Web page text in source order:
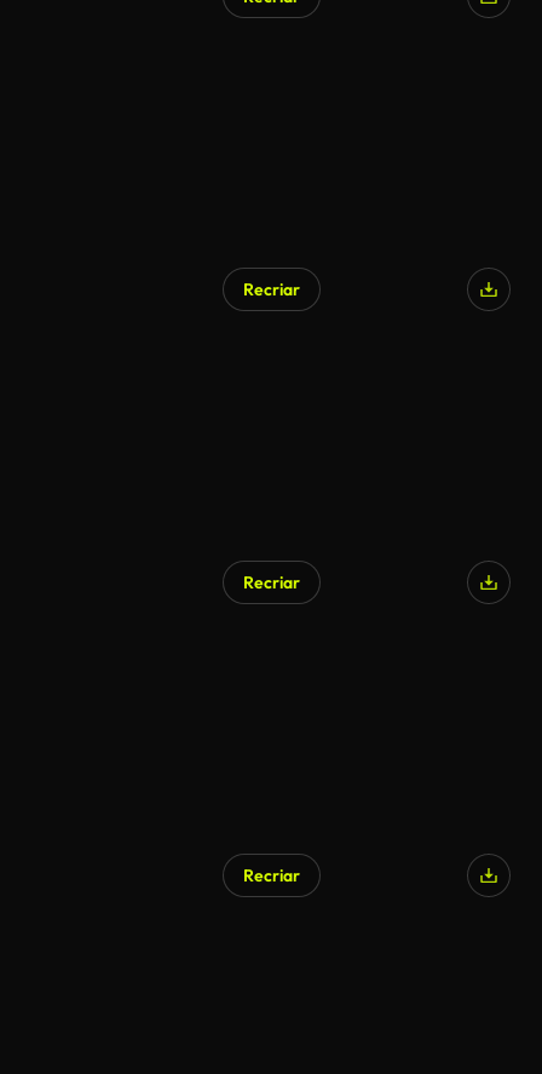
Recriar
Recriar
Recriar